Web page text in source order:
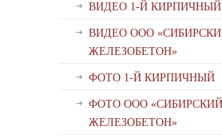
ВИДЕО 1-Й КИРПИЧНЫЙ
ВИДЕО ООО
ЖЕЛЕЗОБЕТОН»
ФОТО 1-Й КИРПИЧНЫЙ
ФОТО ООО «СИБИРСКИЙ
ЖЕЛЕЗОБЕТОН»